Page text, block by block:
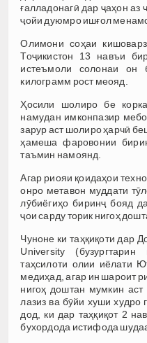
ғалладонагӣ дар ҷаҳон аз
ҷойи дуюмро ишғол
Олимони соҳаи
Тоҷикистон 13 навъи
истеъмоли солонаи
килограмм рост меояд.
Ҳосили шолиро бе
намудан имконпазир
зарур аст шолиро ҳарчӣ
ҳамеша фаровонии
таъмин намоянд.
Агар риояи қоидаҳои
онро метавон муддати
лӯбиёгиҳо биринҷ бояд
ҷои сарду торик нигоҳ
Чуноне ки таҳқиқоти дар
University
таҳсилоти олии иёлати
медиҳад, агар ин шароит
нигоҳ доштан мумкин
лазиз ва бӯйи хуши худро
дод, ки дар таҳқиқот 2
бухордода истифода